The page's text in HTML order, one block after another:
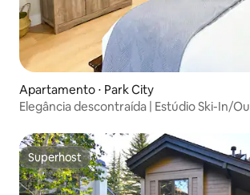
Apartamento ⋅ Park City
Elegância descontraída | Estúdio Ski-In/
Superhost
Superhost